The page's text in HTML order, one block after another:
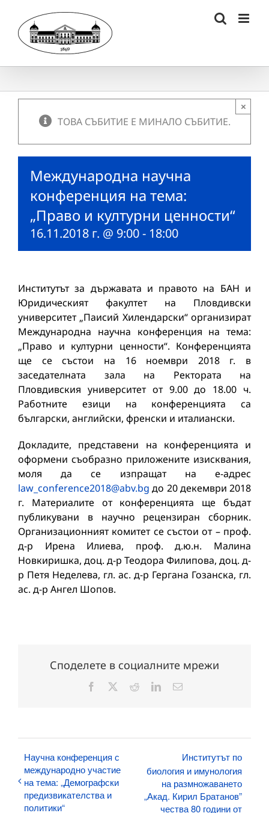
content
ТОВА СЪБИТИЕ Е МИНАЛО СЪБИТИЕ.
×
Международна научна
конференция на тема:
„Право и културни ценности“
16.11.2018 г. @ 9:00- 18:00
Институтът за държавата и правото на БАН и
Юридическият факултет на Пловдивски
университет „Паисий Хилендарски“ организират
Международна научна конференция на тема:
„Право и културни ценности“. Конференцията
ще се състои на 16 ноември 2018 г. в
заседателната зала на Ректората на
Пловдивския университет от 9.00 до 18.00 ч.
Работните езици на конференцията са
български, английски, френски и италиански.
Докладите, представени на конференцията и
оформени съобразно приложените изисквания,
моля да се изпращат на е-адрес
law_conference2018@abv.bg до 20 декември 2018
г. Материалите от конференцията ще бъдат
публикувани в научно рецензиран сборник.
Организационният комитет се състои от – проф.
д-р Ирена Илиева, проф. д.ю.н. Малина
Новкиришка, доц. д-р Теодора Филипова, доц. д-
р Петя Неделева, гл. ас. д-р Гергана Гозанска, гл.
ас. д-р Ангел Шопов.
Споделете в социалните мрежи
Facebook RedditLinkedInЕлектронна
Научна конференция с
международно участие
на тема: „Демографски
предизвикателства и
политики“
Институтът по
биология и имунология
на размножаването
„Акад. Кирил Братанов”
чества 80 години от